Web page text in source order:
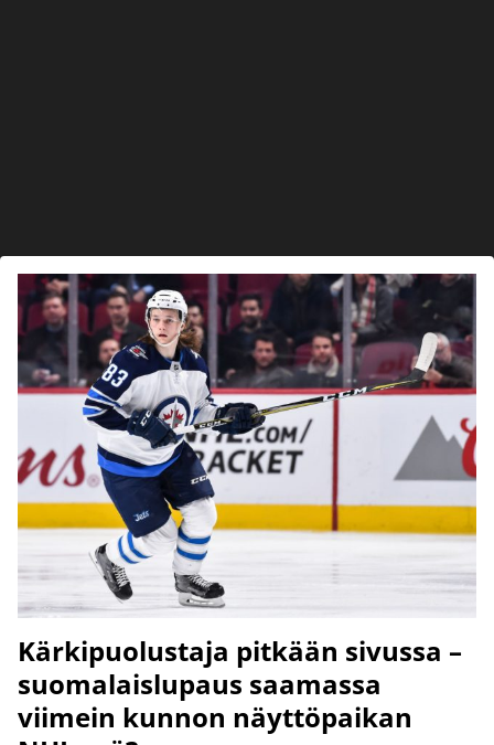
Kärkipuolustaja pitkään sivussa –
suomalaislupaus saamassa
viimein kunnon näyttöpaikan